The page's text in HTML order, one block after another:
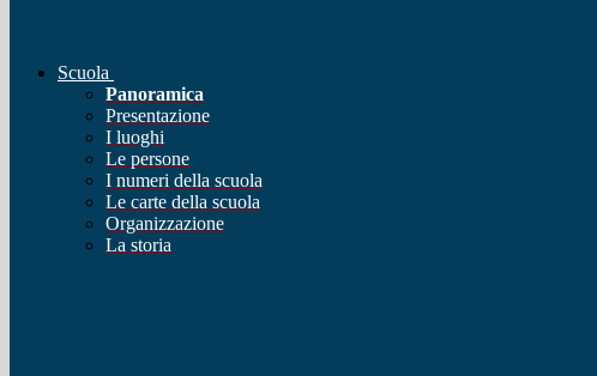
Scuola
Panoramica
Presentazione
I luoghi
Le persone
I numeri della scuola
Le carte della scuola
Organizzazione
La storia